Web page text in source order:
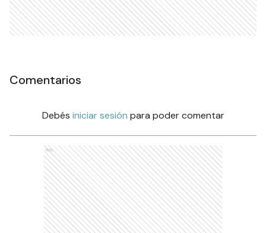
Comentarios
Debés iniciar sesión para poder comentar
Ads